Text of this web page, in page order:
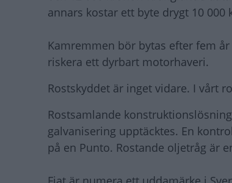
annars kostar ett byte drygt 10 000
Kamremmen bör bytas efter fem
riskera ett dyrbart motorhaveri.
Rostskyddet är inget vidare. I vårt
Rostsamlande
galvanisering upptäcktes. En
på en Punto. Rostande oljetråg är